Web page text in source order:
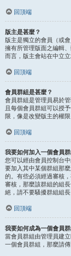
回頂端
版主是甚麼？
版主是獨立的會員（或
擁有所管理版面之編輯
而言，版主會站在中立
回頂端
會員群組是甚麼？
會員群組是管理員易於
且每個會員群組可以授
限，像是改變版主的權
回頂端
我要如何加入一個會員群
您可以經由會員控制台
要加入其中某個群組那
的。有些必須經過審核
審核，那麼該群組的組
絕，請不要騷擾群組組
回頂端
我要如何成為一個會員
當會員群組由管理員建
一個會員群組，那麼請